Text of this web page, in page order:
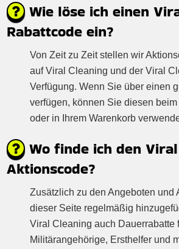
Wie löse ich einen
Rabattcode ein?
Von Zeit zu Zeit stellen wir
auf Viral Cleaning und der Viral
Verfügung. Wenn Sie über einen
verfügen, können Sie diesen
oder in Ihrem Warenkorb
Wo finde ich den
Aktionscode?
Zusätzlich zu den Angeboten und
dieser Seite regelmäßig
Viral Cleaning auch Dauerrabatte
Militärangehörige, Ersthelfer und